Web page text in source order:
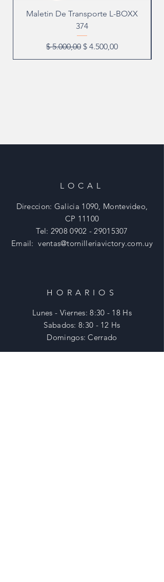
Maletin De Transporte L-BOXX
374
Precio
$ 5.000,00 Precio de oferta
$ 4.500,00
LOCAL
Direccion: Galicia 1090, Montevideo,
CP 11100
Tel: 2908 0902 - 29015307
Email:ventas@tornilleriavictory.com.uy
HORARIOS
Lunes - Viernes: 8:30 - 18 Hs
​​Sabados: 8:30 - 12 Hs
​Domingos: Cerrado